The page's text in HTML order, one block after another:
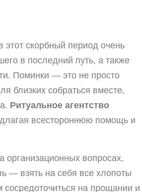
скорбный период очень
в последний путь, а также
Поминки — это не просто
близких собраться вместе,
Ритуальное агентство
всестороннюю помощь и
организационных вопросах,
— взять на себя все хлопоты
на прощании и